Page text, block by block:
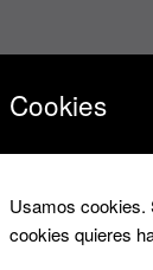
Cookies
Usamos cookies.
cookies quieres